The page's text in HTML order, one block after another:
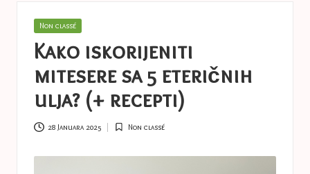
o
n
n
e
s
a
s
Posted
Non classé
Kako iskorijeniti
mitesere sa 5 eteričnih
ulja? (+ recepti)
28 Januara 2025
Posted
Non classé